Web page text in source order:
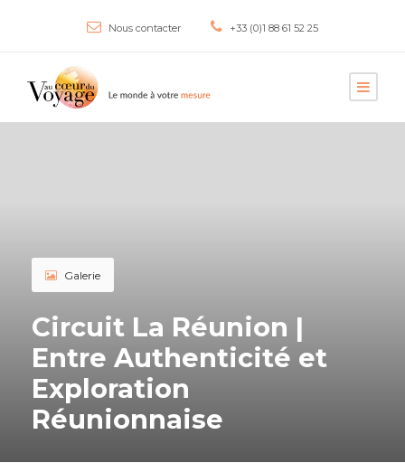
Nous contacter +33 (0)1 88 61 52 25
Galerie
Circuit La Réunion |
Entre Authenticité et
Exploration
Réunionnaise